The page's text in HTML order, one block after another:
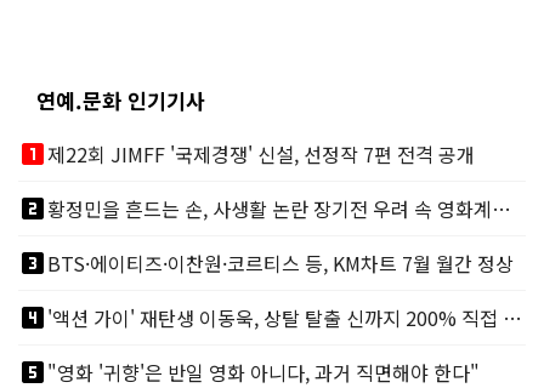
연예.문화 인기기사
looks_one제22회 JIMFF '국제경쟁' 신설, 선정작 7편 전격 공개
looks_two
황정민을 흔드는 손, 사생활 논란 장기전 우려 속 영화계도 리스크
looks_3BTS·에이티즈·이찬원·코르티스 등, KM차트 7월 월간 정상
looks_4
'액션 가이' 재탄생 이동욱, 상탈 탈출 신까지 200% 직접 소화
looks_5"영화 '귀향'은 반일 영화 아니다, 과거 직면해야 한다"